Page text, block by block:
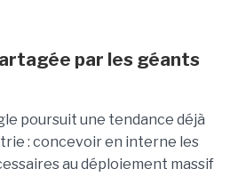
par les géants
poursuit une tendance déjà
: concevoir en interne les
au déploiement massif